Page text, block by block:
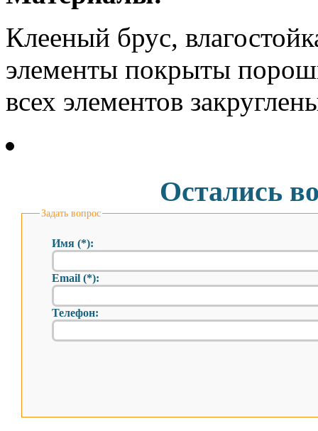
Клееный брус,
элементы покрыты
всех элементов
Остались
Задать вопрос
Имя (*):
Email (*):
Телефон: